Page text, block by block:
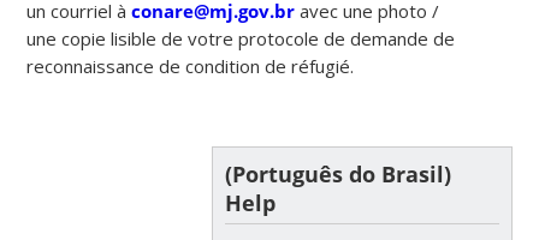
un courriel àconare@mj.gov.br avec une photo /
une copie lisible de votre protocole de demande de
reconnaissance de condition de réfugié.
(Português do Brasil)
Help